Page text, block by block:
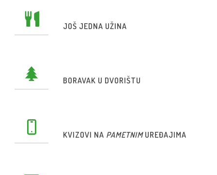
JOŠ JEDNA UŽINA
BORAVAK U DVORIŠTU
KVIZOVI NA PAMETNIM UREĐAJIMA